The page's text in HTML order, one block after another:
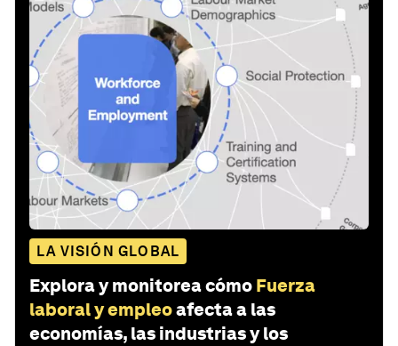
LA VISIÓN GLOBAL
Explora y monitorea cómo Fuerza
laboral y empleoafecta a las
economías, las industrias y los